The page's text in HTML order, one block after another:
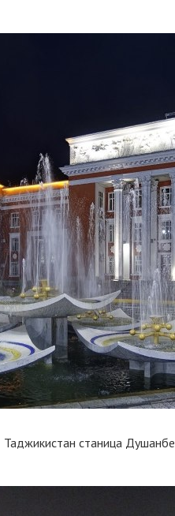
Таджикистан станица Душанбе